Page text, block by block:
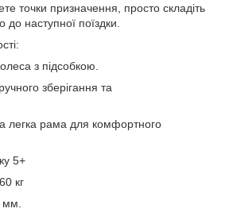
точки призначення, просто складіть
до наступної поїздки.
з підсобкою.
зберігання та
легка рама для комфортного
5+
кг
мм.